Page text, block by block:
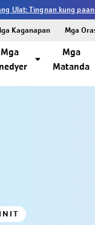
Ulat: Tingnan kung
Mga
Mga
Matanda
Kaganapan Mga